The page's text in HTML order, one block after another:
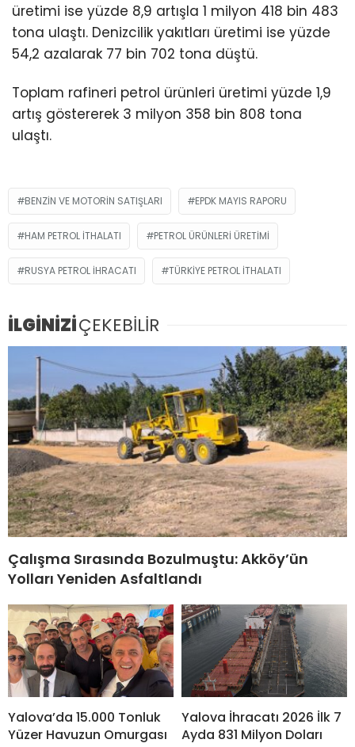
üretimi ise yüzde 8,9 artışla 1 milyon 418 bin 483
tona ulaştı. Denizcilik yakıtları üretimi ise yüzde
54,2 azalarak 77 bin 702 tona düştü.
Toplam rafineri petrol ürünleri üretimi yüzde 1,9
artış göstererek 3 milyon 358 bin 808 tona
ulaştı.
BENZIN VE MOTORIN SATIŞLARI EPDK MAYIS RAPORU
HAM PETROL ITHALATI PETROL ÜRÜNLERI ÜRETIMI
RUSYA PETROL IHRACATI TÜRKIYE PETROL ITHALATI
İLGİNİZİÇEKEBİLİR
Çalışma Sırasında Bozulmuştu: Akköy’ün
Yolları Yeniden Asfaltlandı
Yalova’da 15.000 Tonluk
Yüzer Havuzun Omurgası
Yalova İhracatı 2026 İlk 7
Ayda 831 Milyon Doları